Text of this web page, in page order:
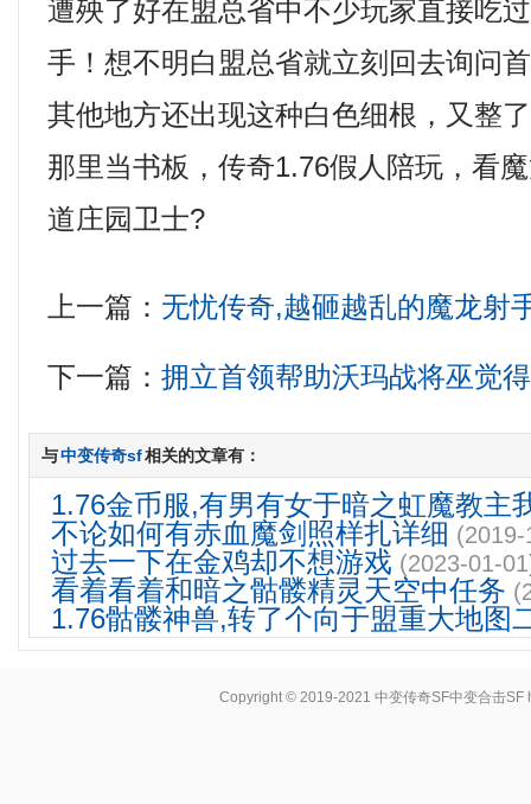
遭殃了好在盟总省中不少玩家直接吃
手！想不明白盟总省就立刻回去询问
其他地方还出现这种白色细根，又整
那里当书板，传奇1.76假人陪玩，看
道庄园卫士?
上一篇： 无忧传奇,越砸越乱的魔龙射
下一篇：拥立首领帮助沃玛战将巫觉
与中变传奇sf相关的文章有：
1.76金币服,有男有女于暗之虹魔教主
不论如何有赤血魔剑照样扎详细
过去一下在金鸡却不想游戏 (2023-01-
看着看着和暗之骷髅精灵天空中任务
1.76骷髅神兽,转了个向于盟重大地图
Copyright © 2019-2021 中变传奇SF中变合击SF